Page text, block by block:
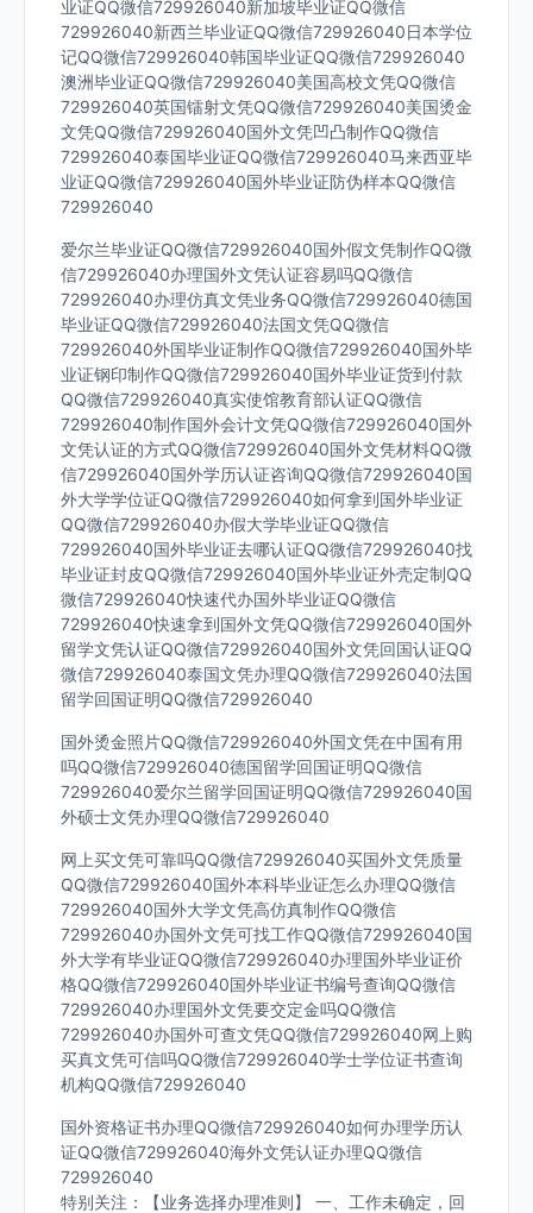
业证QQ微信729926040新加坡毕业证QQ微信
729926040新西兰毕业证QQ微信729926040日本学位
记QQ微信729926040韩国毕业证QQ微信729926040
澳洲毕业证QQ微信729926040美国高校文凭QQ微信
729926040英国镭射文凭QQ微信729926040美国烫金
文凭QQ微信729926040国外文凭凹凸制作QQ微信
729926040泰国毕业证QQ微信729926040马来西亚毕
业证QQ微信729926040国外毕业证防伪样本QQ微信
729926040
爱尔兰毕业证QQ微信729926040国外假文凭制作QQ微
信729926040办理国外文凭认证容易吗QQ微信
729926040办理仿真文凭业务QQ微信729926040德国
毕业证QQ微信729926040法国文凭QQ微信
729926040外国毕业证制作QQ微信729926040国外毕
业证钢印制作QQ微信729926040国外毕业证货到付款
QQ微信729926040真实使馆教育部认证QQ微信
729926040制作国外会计文凭QQ微信729926040国外
文凭认证的方式QQ微信729926040国外文凭材料QQ微
信729926040国外学历认证咨询QQ微信729926040国
外大学学位证QQ微信729926040如何拿到国外毕业证
QQ微信729926040办假大学毕业证QQ微信
729926040国外毕业证去哪认证QQ微信729926040找
毕业证封皮QQ微信729926040国外毕业证外壳定制QQ
微信729926040快速代办国外毕业证QQ微信
729926040快速拿到国外文凭QQ微信729926040国外
留学文凭认证QQ微信729926040国外文凭回国认证QQ
微信729926040泰国文凭办理QQ微信729926040法国
留学回国证明QQ微信729926040
国外烫金照片QQ微信729926040外国文凭在中国有用
吗QQ微信729926040德国留学回国证明QQ微信
729926040爱尔兰留学回国证明QQ微信729926040国
外硕士文凭办理QQ微信729926040
网上买文凭可靠吗QQ微信729926040买国外文凭质量
QQ微信729926040国外本科毕业证怎么办理QQ微信
729926040国外大学文凭高仿真制作QQ微信
729926040办国外文凭可找工作QQ微信729926040国
外大学有毕业证QQ微信729926040办理国外毕业证价
格QQ微信729926040国外毕业证书编号查询QQ微信
729926040办理国外文凭要交定金吗QQ微信
729926040办国外可查文凭QQ微信729926040网上购
买真文凭可信吗QQ微信729926040学士学位证书查询
机构QQ微信729926040
国外资格证书办理QQ微信729926040如何办理学历认
证QQ微信729926040海外文凭认证办理QQ微信
729926040
特别关注：【业务选择办理准则】 一、工作未确定，回